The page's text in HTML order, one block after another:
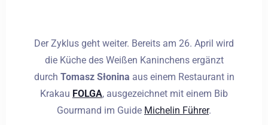
Der Zyklus geht weiter. Bereits am 26. April wird
die Küche des Weißen Kaninchens ergänzt
durch Tomasz Słonina aus einem Restaurant in
Krakau FOLGA, ausgezeichnet mit einem Bib
Gourmand im Guide Michelin Führer.